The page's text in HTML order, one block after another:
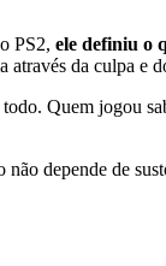
PS2, ele definiu o
através da culpa e
Quem jogou
depende de